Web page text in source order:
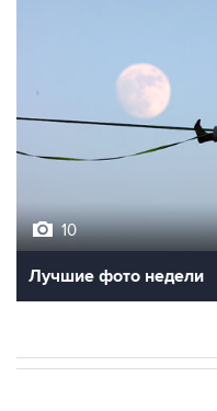
10
Лучшие фото недели